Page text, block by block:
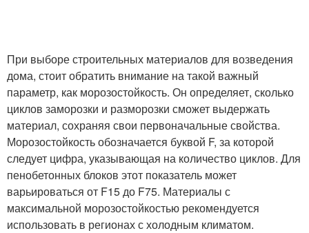
При выборе строительных материалов для возведения
дома, стоит обратить внимание на такой важный
параметр, как морозостойкость. Он определяет, сколько
циклов заморозки и разморозки сможет выдержать
материал, сохраняя свои первоначальные свойства.
Морозостойкость обозначается буквой F, за которой
следует цифра, указывающая на количество циклов. Для
пенобетонных блоков этот показатель может
варьироваться от F15 до F75. Материалы с
максимальной морозостойкостью рекомендуется
использовать в регионах с холодным климатом.